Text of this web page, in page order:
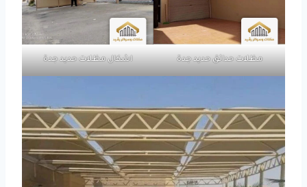
مظلات حدائق حديد جدة اشكال مظلات حديد جدة